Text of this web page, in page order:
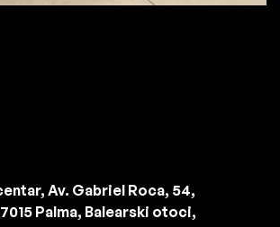
Av. Gabriel Roca, 54,
Palma, Balearski otoci,